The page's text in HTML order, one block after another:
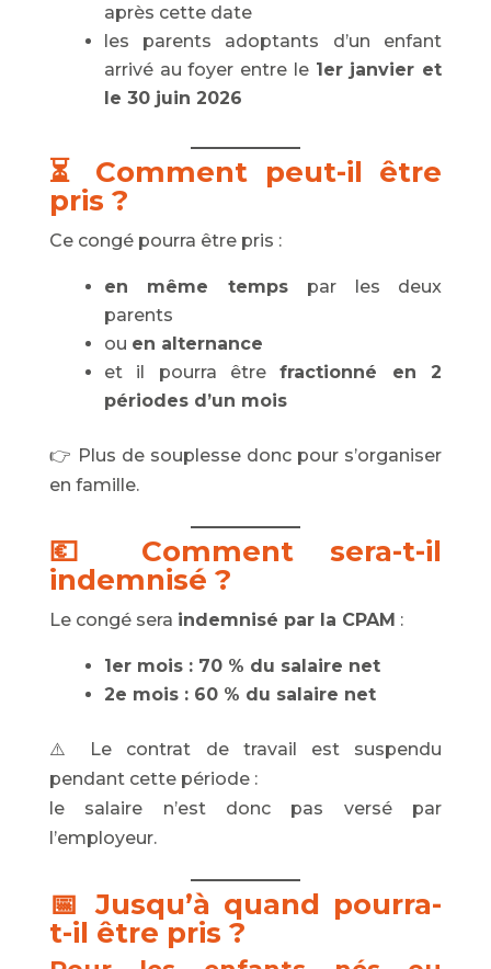
après cette date
les parents adoptants d’un enfant
arrivé au foyer entre le 1er janvier et
le 30 juin 2026
⏳ Comment peut-il être
pris ?
Ce congé pourra être pris :
en même temps par les deux
parents
ou en alternance
et il pourra êtrefractionné en 2
périodes d’un mois
👉 Plus de souplesse donc pour s’organiser
en famille.
💶 Comment sera-t-il
indemnisé ?
Le congé sera indemnisé par la CPAM :
1er mois : 70 % du salaire net
2e mois : 60 % du salaire net
⚠️ Le contrat de travail est suspendu
pendant cette période :
le salaire n’est donc pas versé par
l’employeur.
📅 Jusqu’à quand pourra-
t-il être pris ?